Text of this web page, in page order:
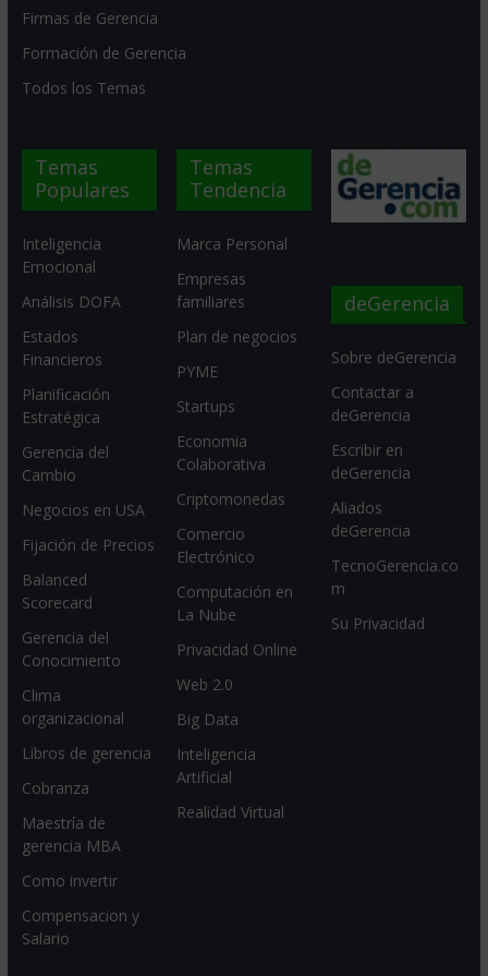
Firmas de Gerencia
Formación de Gerencia
Todos los Temas
Temas
Populares
Inteligencia
Emocional
Análisis DOFA
Estados
Financieros
Planificación
Estratégica
Gerencia del
Cambio
Negocios en USA
Fijación de Precios
Balanced
Scorecard
Gerencia del
Conocimiento
Clima
organizacional
Libros de gerencia
Cobranza
Maestría de
gerencia MBA
Como invertir
Compensacion y
Salario
Temas
Tendencia
Marca Personal
Empresas
familiares
Plan de negocios
PYME
Startups
Economia
Colaborativa
Criptomonedas
Comercio
Electrónico
Computación en
La Nube
Privacidad Online
Web 2.0
Big Data
Inteligencia
Artificial
Realidad Virtual
deGerencia
Sobre deGerencia
Contactar a
deGerencia
Escribir en
deGerencia
Aliados
deGerencia
TecnoGerencia.co
m
Su Privacidad